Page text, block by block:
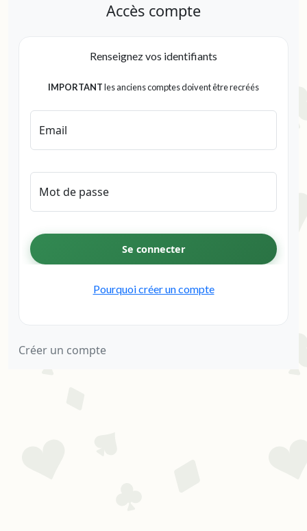
Accès compte
Renseignez vos identifiants
IMPORTANTles anciens comptes doivent être recréés
Email
Mot de passe
Se connecter
Pourquoi créer un compte
Créer un compte